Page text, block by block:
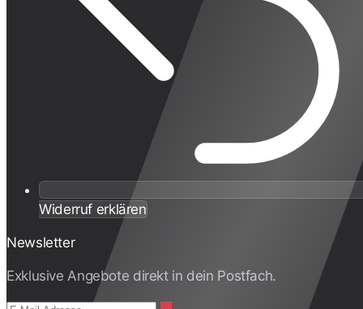
Widerruf erklären
Newsletter
Exklusive Angebote direkt in dein Postfach.